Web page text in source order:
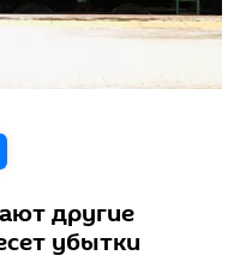
другие
убытки